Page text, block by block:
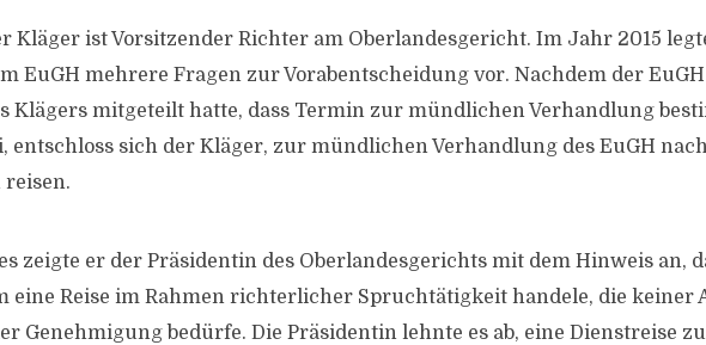
Kläger ist Vorsitzender Richter am Oberlandesgericht. Im Jahr 2015
EuGH mehrere Fragen zur Vorabentscheidung vor. Nachdem der
Klägers mitgeteilt hatte, dass Termin zur mündlichen Verhandlung
entschloss sich der Kläger, zur mündlichen Verhandlung des EuGH
reisen.
zeigte er der Präsidentin des Oberlandesgerichts mit dem Hinweis an,
eine Reise im Rahmen richterlicher Spruchtätigkeit handele, die keiner
Genehmigung bedürfe. Die Präsidentin lehnte es ab, eine Dienstreise